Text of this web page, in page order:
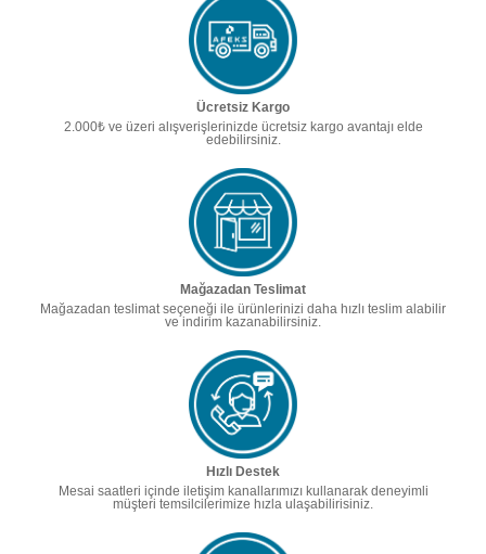
Ücretsiz Kargo
2.000₺ ve üzeri alışverişlerinizde ücretsiz kargo avantajı elde
edebilirsiniz.
Mağazadan Teslimat
Mağazadan teslimat seçeneği ile ürünlerinizi daha hızlı teslim alabilir
ve indirim kazanabilirsiniz.
Hızlı Destek
Mesai saatleri içinde iletişim kanallarımızı kullanarak deneyimli
müşteri temsilcilerimize hızla ulaşabilirisiniz.